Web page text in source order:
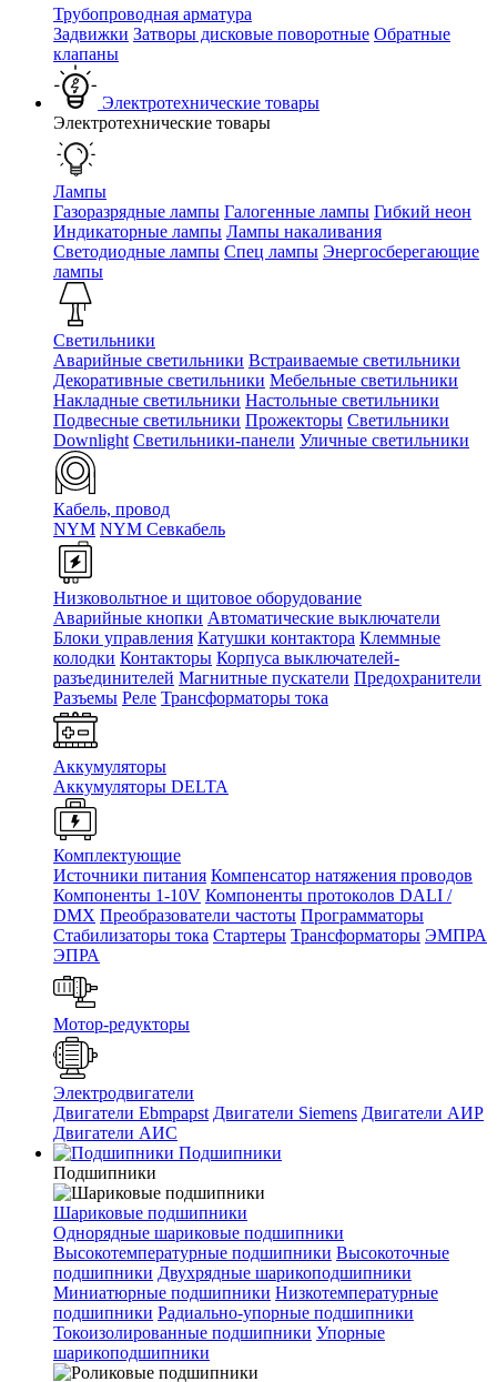
Трубопроводная арматура
Задвижки Затворы дисковые поворотные Обратные
клапаны
Электротехнические товары
Электротехнические товары
Лампы
Газоразрядные лампы Галогенные лампы Гибкий неон
Индикаторные лампы Лампы накаливания
Светодиодные лампы Спец лампы Энергосберегающие
лампы
Светильники
Аварийные светильники Встраиваемые светильники
Декоративные светильники Мебельные светильники
Накладные светильники Настольные светильники
Подвесные светильники Прожекторы Светильники
Downlight Светильники-панели Уличные светильники
Кабель, провод
NYM NYM Севкабель
Низковольтное и щитовое оборудование
Аварийные кнопки Автоматические выключатели
Блоки управления Катушки контактора Клеммные
колодки Контакторы Корпуса выключателей-
разъединителей Магнитные пускатели Предохранители
Разъемы Реле Трансформаторы тока
Аккумуляторы
Аккумуляторы DELTA
Комплектующие
Источники питания Компенсатор натяжения проводов
Компоненты 1-10V Компоненты протоколов DALI /
DMX Преобразователи частоты Программаторы
Стабилизаторы тока Стартеры Трансформаторы ЭМПРА
ЭПРА
Мотор-редукторы
Электродвигатели
Двигатели Ebmpapst Двигатели Siemens Двигатели АИР
Двигатели АИС
Подшипники
Подшипники
Шариковые подшипники
Однорядные шариковые подшипники
Высокотемпературные подшипники Высокоточные
подшипники Двухрядные шарикоподшипники
Миниатюрные подшипники Низкотемпературные
подшипники Радиально-упорные подшипники
Токоизолированные подшипники Упорные
шарикоподшипники